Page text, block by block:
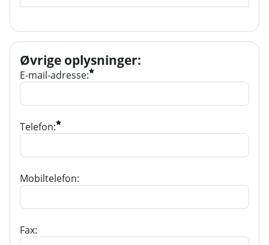
Øvrige oplysninger:
E-mail-adresse:
Telefon:
Mobiltelefon:
Fax: